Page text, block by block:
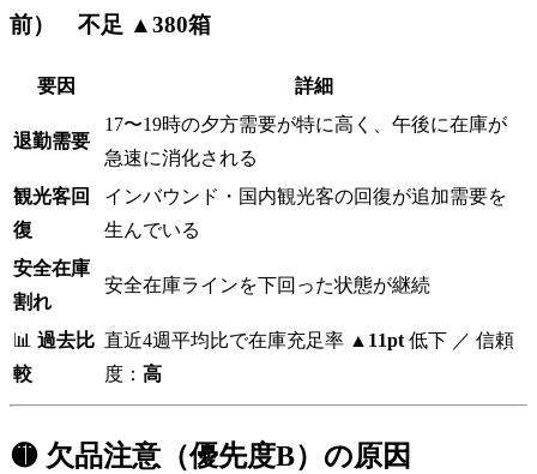
前） 不足 ▲380箱
要因 詳細
退勤需要
17〜19時の夕方需要が特に高く、午後に在庫が
急速に消化される
観光客回
復
インバウンド・国内観光客の回復が追加需要を
生んでいる
安全在庫
割れ
安全在庫ラインを下回った状態が継続
📊 過去比
較
直近4週平均比で在庫充足率 ▲11pt 低下 ／ 信頼
度： 高
🟡 欠品注意（優先度B）の原因